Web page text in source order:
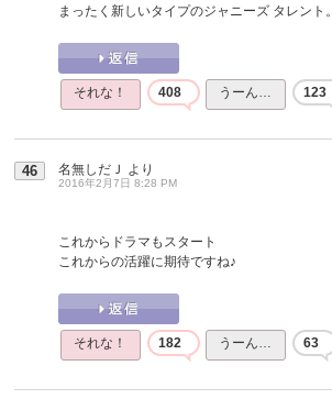
まったく新しいタイプのジャニーズ タレント。
それな！ 408 うーん… 123
46 名無しだＪ より
2016年2月7日 8:28 PM
これからドラマもスタート
これからの活躍に期待ですね♪
それな！ 182 うーん… 63